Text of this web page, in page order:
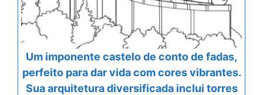
Um imponente castelo de conto de fadas,
perfeito para dar vida com cores vibrantes.
Sua arquitetura diversificada inclui torres